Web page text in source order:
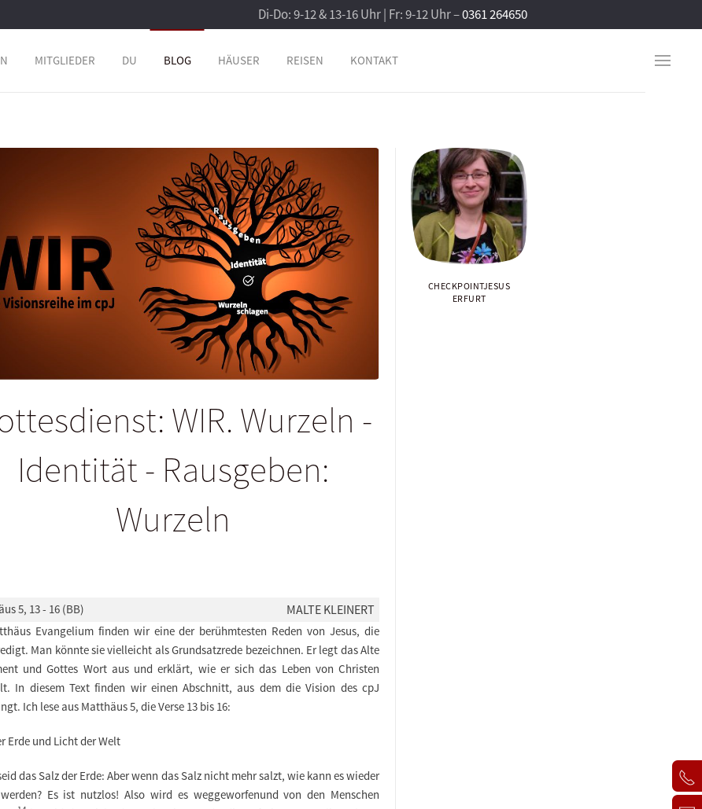
Di-Do: 9-12 & 13-16 Uhr | Fr: 9-12 Uhr –0361 264650
MITGLIEDER DU BLOG HÄUSER REISEN KONTAKT
WIR. Wurzeln -
Identität - Rausgeben:
Wurzeln
5, 13 - 16 (BB) MALTE KLEINERT
Evangelium finden wir eine der berühmtesten Reden von Jesus, die
Man könnte sie vielleicht als Grundsatzrede bezeichnen. Er legt das Alte
und Gottes Wort aus und erklärt, wie er sich das Leben von Christen
In diesem Text finden wir einen Abschnitt, aus dem die Vision des cpJ
Ich lese aus Matthäus 5, die Verse 13 bis 16:
Erde und Licht der Welt
das Salzder Erde:Aber wenn das Salz nicht mehr salzt, wie kann es wieder
Es ist nutzlos! Also wird es weggeworfenund von den Menschen
CHECKPOINTJESUS
ERFURT